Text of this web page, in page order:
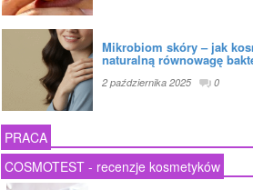
Mikrobiom skóry – jak
naturalną równowagę
2 października 2025 0
PRACA
COSMOTEST - recenzje kosmetyków